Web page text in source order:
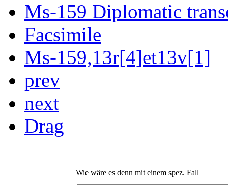
Ms-159 Diplomatic
Facsimile
Ms-159,13r[4]et13v[1]
prev
next
Drag
Wie wäre es denn mit einem spez. Fall